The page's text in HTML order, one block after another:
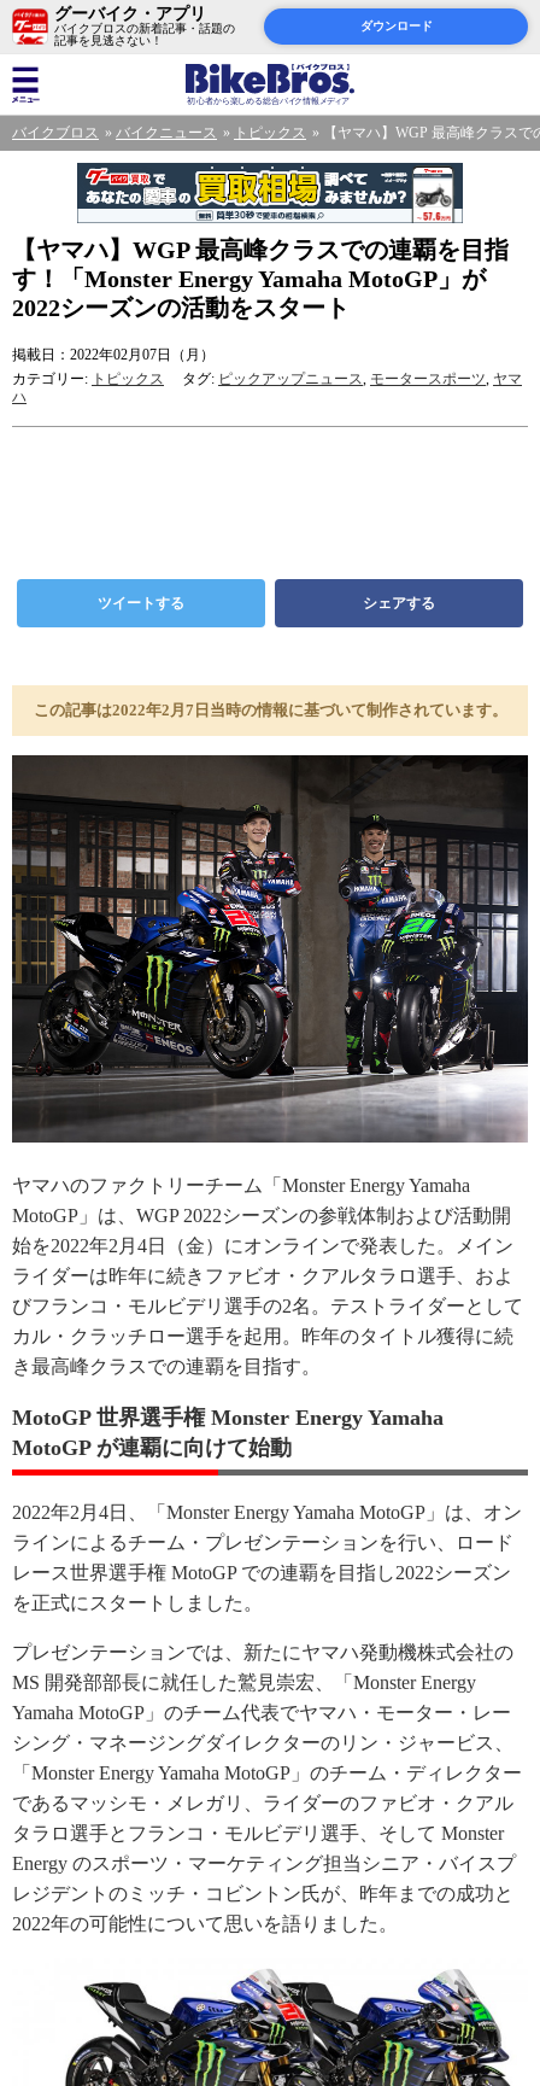
グーバイク・アプリ
バイクブロスの新着記事・話題の
記事を見逃さない！
ダウンロード
バイクブロス バイクニュース トピックス 【ヤマハ】WGP 最高峰クラス
【ヤマハ】WGP 最高峰クラスでの連覇を目指
す！「Monster Energy Yamaha MotoGP」が
2022シーズンの活動をスタート
掲載日：2022年02月07日（月）
カテゴリー: トピックス タグ: ピックアップニュース, モータースポーツ, ヤマ
ハ
ツイートする シェアする
この記事は2022年2月7日当時の情報に基づいて制作されています。
ヤマハのファクトリーチーム「Monster Energy Yamaha
MotoGP」は、WGP 2022シーズンの参戦体制および活動開
始を2022年2月4日（金）にオンラインで発表した。メイン
ライダーは昨年に続きファビオ・クアルタラロ選手、およ
びフランコ・モルビデリ選手の2名。テストライダーとして
カル・クラッチロー選手を起用。昨年のタイトル獲得に続
き最高峰クラスでの連覇を目指す。
MotoGP 世界選手権 Monster Energy Yamaha
MotoGP が連覇に向けて始動
2022年2月4日、「Monster Energy Yamaha MotoGP」は、オン
ラインによるチーム・プレゼンテーションを行い、ロード
レース世界選手権 MotoGP での連覇を目指し2022シーズン
を正式にスタートしました。
プレゼンテーションでは、新たにヤマハ発動機株式会社の
MS 開発部部長に就任した鷲見崇宏、「Monster Energy
Yamaha MotoGP」のチーム代表でヤマハ・モーター・レー
シング・マネージングダイレクターのリン・ジャービス、
「Monster Energy Yamaha MotoGP」のチーム・ディレクター
であるマッシモ・メレガリ、ライダーのファビオ・クアル
タラロ選手とフランコ・モルビデリ選手、そして Monster
Energy のスポーツ・マーケティング担当シニア・バイスプ
レジデントのミッチ・コビントン氏が、昨年までの成功と
2022年の可能性について思いを語りました。